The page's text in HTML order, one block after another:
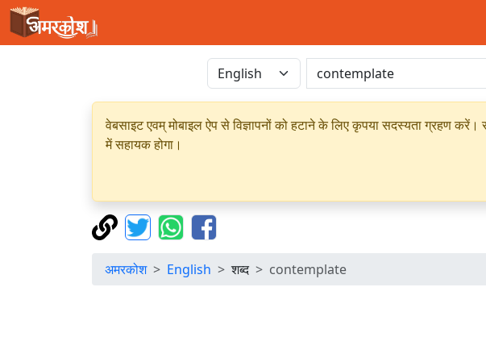
वेबसाइट एवम् मोबाइल ऐप से विज्ञापनों को हटाने के लिए कृपया सदस्यता ग्रहण
में सहायक होगा।
अमरकोश English शब्द contemplate